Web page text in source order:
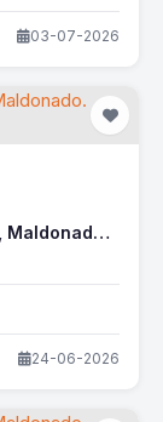
03-07-2026
Chacra en Venta en Laguna del Sauce, Maldonado. Maldonado
24-06-2026